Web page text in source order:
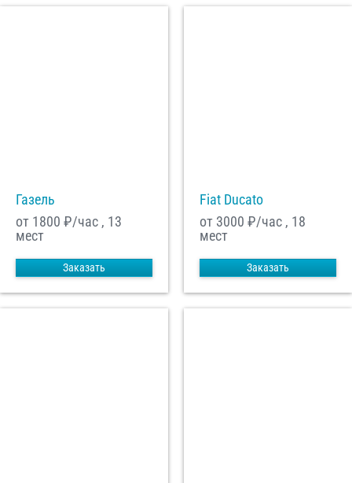
Газель
от 1800 ₽/час , 13
мест
Заказать
Fiat Ducato
от 3000 ₽/час , 18
мест
Заказать
обработку моих Персональных данных